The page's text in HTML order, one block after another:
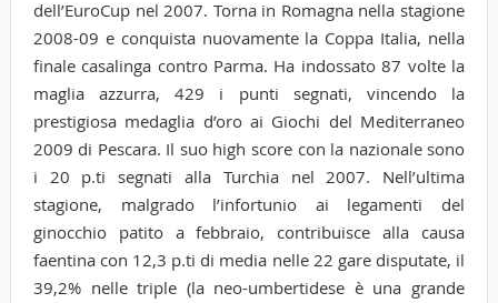
dell’EuroCup nel 2007. Torna in Romagna nella stagione
2008-09 e conquista nuovamente la Coppa Italia, nella
finale casalinga contro Parma. Ha indossato 87 volte la
maglia azzurra, 429 i punti segnati, vincendo la
prestigiosa medaglia d’oro ai Giochi del Mediterraneo
2009 di Pescara. Il suo high score con la nazionale sono
i 20 p.ti segnati alla Turchia nel 2007. Nell’ultima
stagione, malgrado l’infortunio ai legamenti del
ginocchio patito a febbraio, contribuisce alla causa
faentina con 12,3 p.ti di media nelle 22 gare disputate, il
39,2% nelle triple (la neo-umbertidese è una grande